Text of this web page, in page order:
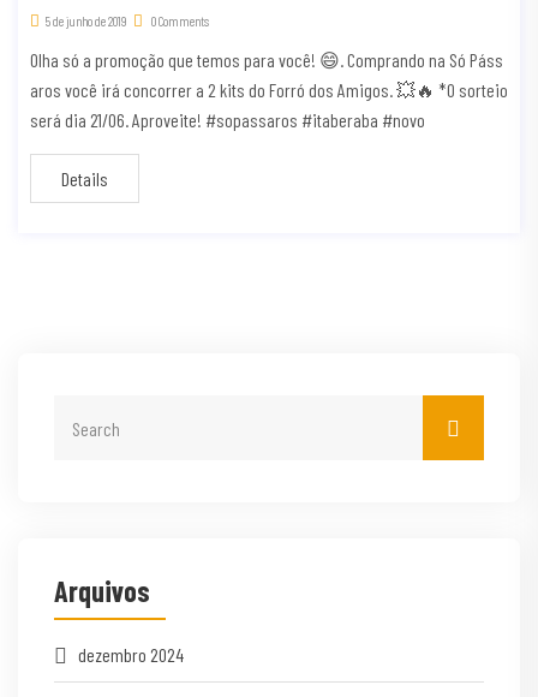
5 de junho de 2019 0 Comments
Olha só a promoção que temos para você! 😄. Comprando na Só Páss
aros você irá concorrer a 2 kits do Forró dos Amigos. 💥🔥 *O sorteio
será dia 21/06. Aproveite! #sopassaros #itaberaba #novo
Details
Arquivos
dezembro 2024